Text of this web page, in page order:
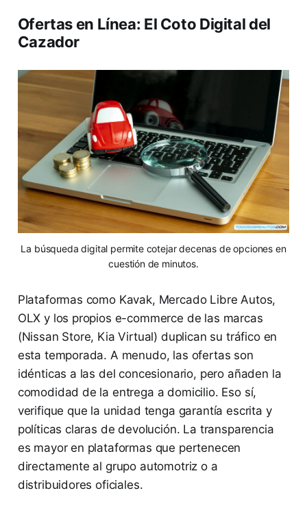
Ofertas en Línea: El Coto Digital del
Cazador
La búsqueda digital permite cotejar decenas de opciones en
cuestión de minutos.
Plataformas como Kavak, Mercado Libre Autos,
OLX y los propios e-commerce de las marcas
(Nissan Store, Kia Virtual) duplican su tráfico en
esta temporada. A menudo, las ofertas son
idénticas a las del concesionario, pero añaden la
comodidad de la entrega a domicilio. Eso sí,
verifique que la unidad tenga garantía escrita y
políticas claras de devolución. La transparencia
es mayor en plataformas que pertenecen
directamente al grupo automotriz o a
distribuidores oficiales.